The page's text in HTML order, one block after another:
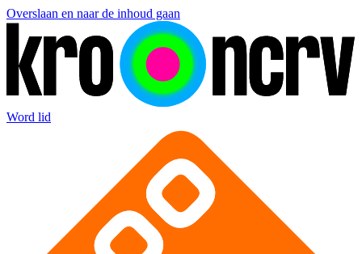
Overslaan en naar de inhoud gaan
Word lid